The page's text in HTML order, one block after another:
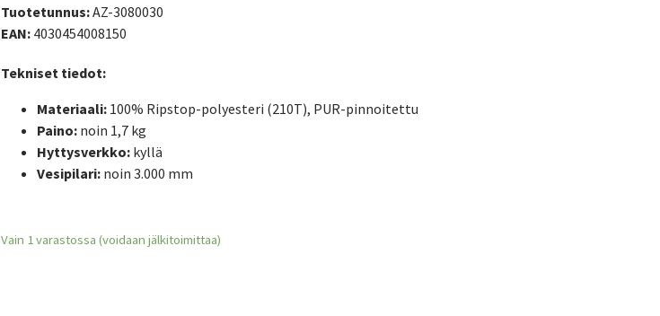
Tuotetunnus:AZ-3080030
EAN: 4030454008150
Tekniset tiedot:
Materiaali: 100% Ripstop-polyesteri (210T), PUR-pinnoitettu
Paino: noin 1,7 kg
Hyttysverkko: kyllä
Vesipilari: noin 3.000 mm
Vain 1 varastossa (voidaan jälkitoimittaa)